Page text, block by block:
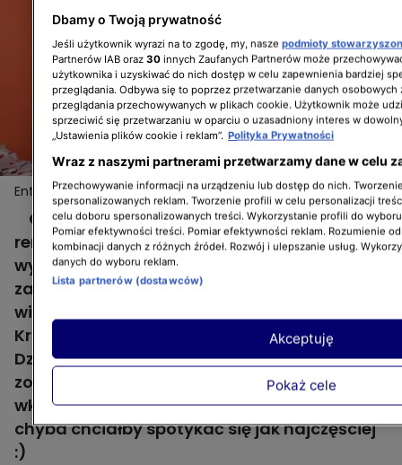
Entuzjastyczna reakcja na projekt remontu w 1.
odcinku "Zgłoś remont"
Więcej
Choć Ania, bohaterka 1. odcinka "Zgłoś
remont", doskonale wiedziała, jak ma
wyglądać jej pokój po remoncie, bo
zaplanowała go w drobnych szczegółach,
widok wizualizacji, które przygotował dla niej
Krzysztof Miruć, wprawił ją w osłupienie.
Dziewczynka miała łzy w oczach, gdy
zobaczyła, jak jej pokój będzie wyglądał już
wkrótce. Z takimi reakcjami nasz architekt
chyba chciałby spotykać się jak najczęściej
:)
Dbamy o Twoją prywatność
Jeśli użytkownik wyrazi na to zgodę, my, nasze podmioty
Partnerów IAB oraz 30 innych Zaufanych Partnerów może
użytkownika i uzyskiwać do nich dostęp w celu zapewnienia bardziej
przeglądania. Odbywa się to poprzez przetwarzanie danych osobowych
przeglądania przechowywanych w plikach cookie. Użytkownik może
sprzeciwić się przetwarzaniu w oparciu o uzasadniony interes w
„Ustawienia plików cookie i reklam”. Polityka Prywatności
Wraz z naszymi partnerami przetwarzamy dane w celu
Przechowywanie informacji na urządzeniu lub dostęp do nich.
spersonalizowanych reklam. Tworzenie profili w celu personalizacji
celu doboru spersonalizowanych treści. Wykorzystanie profili do
Pomiar efektywności treści. Pomiar efektywności reklam. Rozumienie
kombinacji danych z różnych źródeł. Rozwój i ulepszanie usług.
danych do wyboru reklam.
Lista partnerów (dostawców)
Pokaż cele
Akceptuję